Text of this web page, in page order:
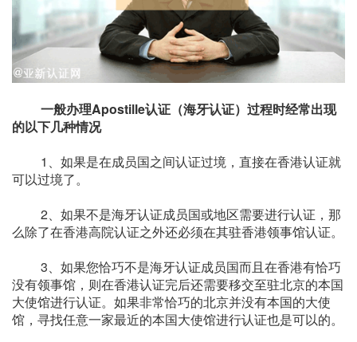
一般办理Apostille认证（海牙认证）过程时经常出现
的以下几种情况
1、如果是在成员国之间认证过境，直接在香港认证就
可以过境了。
2、如果不是海牙认证成员国或地区需要进行认证，那
么除了在香港高院认证之外还必须在其驻香港领事馆认证。
3、如果您恰巧不是海牙认证成员国而且在香港有恰巧
没有领事馆，则在香港认证完后还需要移交至驻北京的本国
大使馆进行认证。如果非常恰巧的北京并没有本国的大使
馆，寻找任意一家最近的本国大使馆进行认证也是可以的。